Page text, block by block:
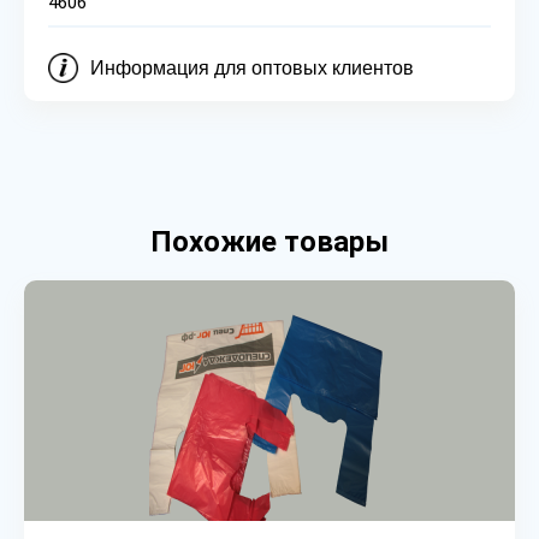
Информация для оптовых клиентов
Похожие товары